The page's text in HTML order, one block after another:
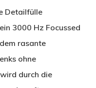
Detailfülle
3000 Hz Focussed
rasante
ohne
durch die